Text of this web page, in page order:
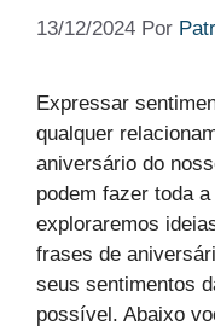
13/12/2024 Por
Expressar
qualquer
aniversário do
podem fazer toda
exploraremos
frases de
seus sentimentos
possível. Abaixo